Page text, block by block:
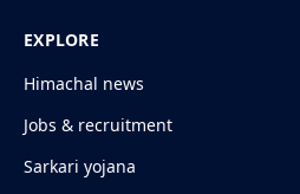
EXPLORE
Himachal news
Jobs & recruitment
Sarkari yojana